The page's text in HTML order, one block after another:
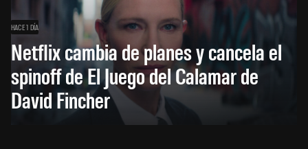
HACE 1 DÍA
Netflix cambia de planes y cancela el
spinoff de El Juego del Calamar de
David Fincher